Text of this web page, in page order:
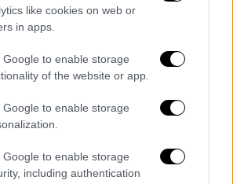
like cookies on web or
in apps.
Google to enable storage
of the website or app.
Google to enable storage
Google to enable storage
including authentication
20:39